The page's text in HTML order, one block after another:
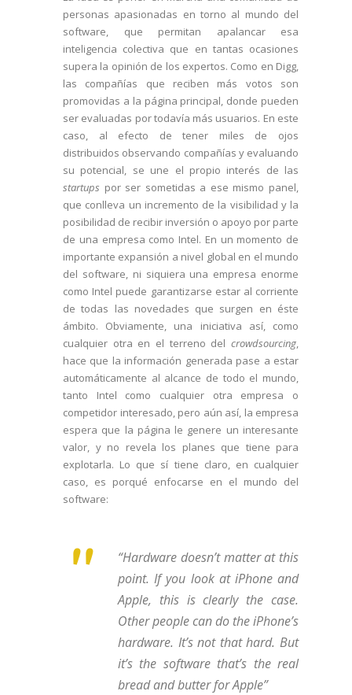
personas apasionadas en torno al mundo del
software, que permitan apalancar esa
inteligencia colectiva que en tantas ocasiones
supera la opinión de los expertos. Como en Digg,
las compañías que reciben más votos son
promovidas a la página principal, donde pueden
ser evaluadas por todavía más usuarios. En este
caso, al efecto de tener miles de ojos
distribuidos observando compañías y evaluando
su potencial, se une el propio interés de las
startups por ser sometidas a ese mismo panel,
que conlleva un incremento de la visibilidad y la
posibilidad de recibir inversión o apoyo por parte
de una empresa como Intel. En un momento de
importante expansión a nivel global en el mundo
del software, ni siquiera una empresa enorme
como Intel puede garantizarse estar al corriente
de todas las novedades que surgen en éste
ámbito. Obviamente, una iniciativa así, como
cualquier otra en el terreno del crowdsourcing,
hace que la información generada pase a estar
automáticamente al alcance de todo el mundo,
tanto Intel como cualquier otra empresa o
competidor interesado, pero aún así, la empresa
espera que la página le genere un interesante
valor, y no revela los planes que tiene para
explotarla. Lo que sí tiene claro, en cualquier
caso, es porqué enfocarse en el mundo del
software:
“Hardware doesn’t matter at this
point. If you look at iPhone and
Apple, this is clearly the case.
Other people can do the iPhone’s
hardware. It’s not that hard. But
it’s the software that’s the real
bread and butter for Apple”